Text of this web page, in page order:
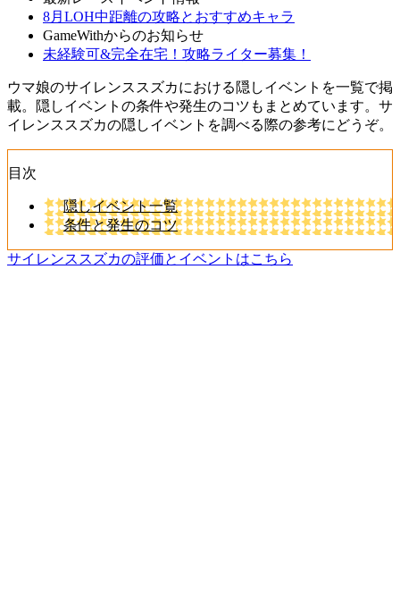
8月LOH中距離の攻略とおすすめキャラ
GameWithからのお知らせ
未経験可&完全在宅！攻略ライター募集！
ウマ娘のサイレンススズカにおける隠しイベントを一覧で掲
載。隠しイベントの条件や発生のコツもまとめています。サ
イレンススズカの隠しイベントを調べる際の参考にどうぞ。
目次
隠しイベント一覧
条件と発生のコツ
サイレンススズカの評価とイベントはこちら